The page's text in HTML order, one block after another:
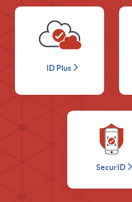
ID Plus
SecurID